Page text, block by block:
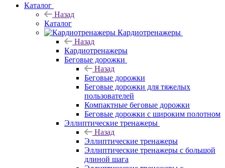
Каталог
Назад
Каталог
Кардиотренажеры
Назад
Кардиотренажеры
Беговые дорожки
Назад
Беговые дорожки
Беговые дорожки для тяжелых
пользователей
Компактные беговые дорожки
Беговые дорожки с широким полотном
Эллиптические тренажеры
Назад
Эллиптические тренажеры
Эллиптические тренажеры с большой
длиной шага